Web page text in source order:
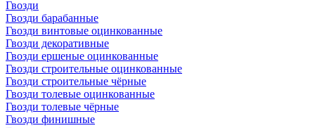
Гвозди
Гвозди барабанные
Гвозди винтовые оцинкованные
Гвозди декоративные
Гвозди ершеные оцинкованные
Гвозди строительные оцинкованные
Гвозди строительные чёрные
Гвозди толевые оцинкованные
Гвозди толевые чёрные
Гвозди финишные